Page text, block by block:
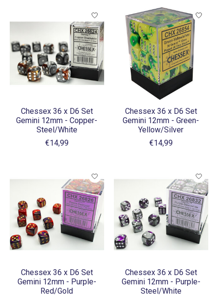
Chessex 36 x D6 Set
Gemini 12mm - Copper-
Steel/White
€14,99
Chessex 36 x D6 Set
Gemini 12mm - Green-
Yellow/Silver
€14,99
Chessex 36 x D6 Set
Gemini 12mm - Purple-
Red/Gold
Chessex 36 x D6 Set
Gemini 12mm - Purple-
Steel/White